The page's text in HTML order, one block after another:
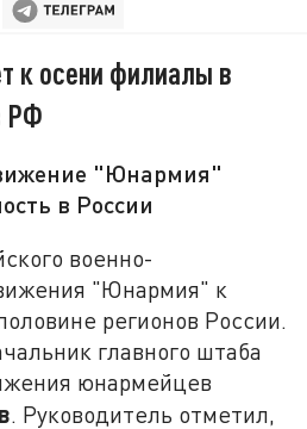
к осени филиалы в
РФ
"Юнармия"
в России
военно-
"Юнармия" к
регионов России.
главного штаба
юнармейцев
. Руководитель отметил,